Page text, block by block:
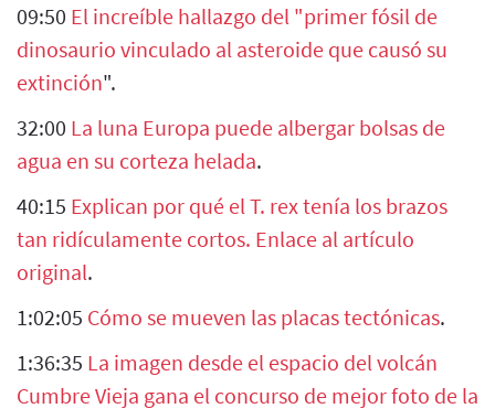
09:50 El increíble hallazgo del "primer fósil de
dinosaurio vinculado al asteroide que causó su
extinción".
32:00 La luna Europa puede albergar bolsas de
agua en su corteza helada.
40:15 Explican por qué el T. rex tenía los brazos
tan ridículamente cortos. Enlace al artículo
original.
1:02:05 Cómo se mueven las placas tectónicas.
1:36:35 La imagen desde el espacio del volcán
Cumbre Vieja gana el concurso de mejor foto de la